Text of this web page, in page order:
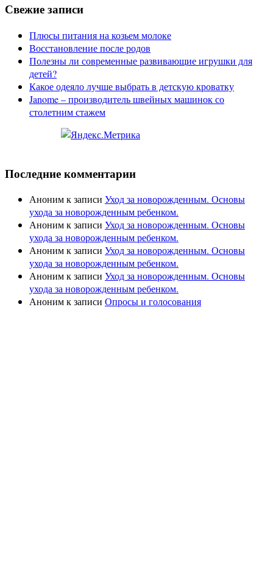
Свежие записи
Плюсы питания на козьем молоке
Восстановление после родов
Полезны ли современные развивающие игрушки для
детей?
Какое одеяло лучше выбрать в детскую кроватку
Janome – производитель швейных машинок со
столетним стажем
Последние комментарии
Анонимк записи Уход за новорожденным. Основы
ухода за новорожденным ребенком.
Анонимк записи Уход за новорожденным. Основы
ухода за новорожденным ребенком.
Анонимк записи Уход за новорожденным. Основы
ухода за новорожденным ребенком.
Анонимк записи Уход за новорожденным. Основы
ухода за новорожденным ребенком.
Анонимк записи Опросы и голосования